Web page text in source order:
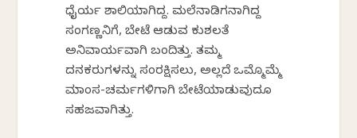
ಧೈರ್ಯ ಶಾಲಿಯಾಗಿದ್ದ. ಮಲೆನಾಡಿಗನಾಗಿದ್ದ
ಸಂಗಣ್ಣನಿಗೆ, ಬೇಟೆ ಆಡುವ ಕುಶಲತೆ
ಅನಿವಾರ್ಯವಾಗಿ ಬಂದಿತ್ತು. ತಮ್ಮ
ದನಕರುಗಳನ್ನು ಸಂರಕ್ಷಿಸಲು, ಅಲ್ಲದೆ ಒಮ್ಮೊಮ್ಮೆ
ಮಾಂಸ-ಚರ್ಮಗಳಿಗಾಗಿ ಬೇಟೆಯಾಡುವುದೂ
ಸಹಜವಾಗಿತ್ತು.